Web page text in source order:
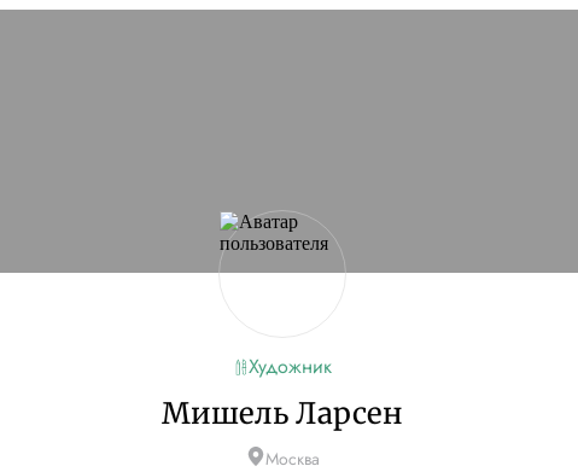
Художник
Мишель Ларсен
Москва